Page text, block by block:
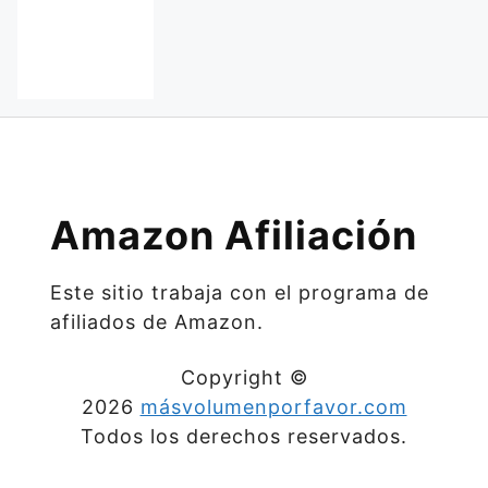
Amazon Afiliación
Este sitio trabaja con el programa de
afiliados de Amazon.
Copyright ©
2026 másvolumenporfavor.com
Todos los derechos reservados.